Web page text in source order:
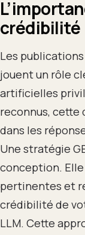
crédibilité
Les
jouent un rôle
artificielles
reconnus,
dans les
Une stratégie
conception.
pertinentes et
crédibilité de
LLM. Cette